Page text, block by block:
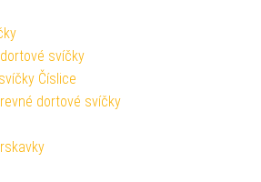
svíčky
Číslice
dortové svíčky